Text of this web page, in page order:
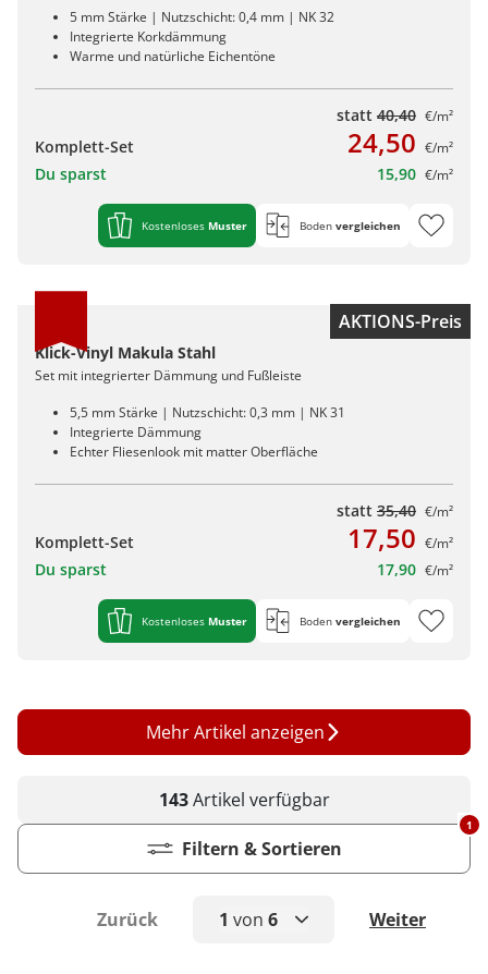
5 mm Stärke | Nutzschicht: 0,4 mm | NK 32
Integrierte Korkdämmung
Warme und natürliche Eichentöne
statt 40,40 €/m²
Komplett-Set 24,50 €/m²
Du sparst 15,90 €/m²
Kostenloses Muster Boden vergleichen
AKTIONS-Preis
Klick-Vinyl Makula Stahl
Set mit integrierter Dämmung und Fußleiste
5,5 mm Stärke | Nutzschicht: 0,3 mm | NK 31
Integrierte Dämmung
Echter Fliesenlook mit matter Oberfläche
statt 35,40 €/m²
Komplett-Set 17,50 €/m²
Du sparst 17,90 €/m²
Kostenloses Muster Boden vergleichen
Mehr Artikel anzeigen
143Artikel verfügbar
Zurück 1 von 6 Weiter
Filtern & Sortieren
1